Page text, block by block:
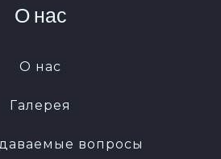
О нас
О нас
Галерея
вопросы